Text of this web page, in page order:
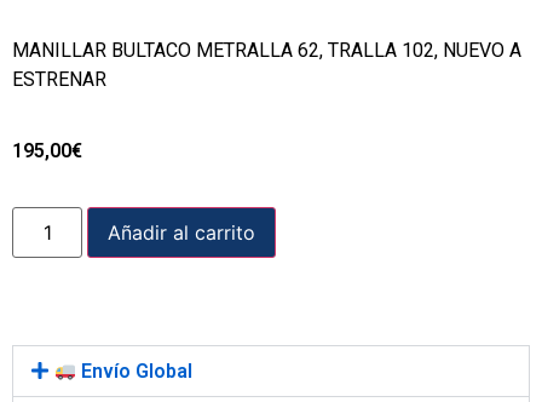
MANILLAR BULTACO METRALLA 62, TRALLA 102, NUEVO A
ESTRENAR
195,00€
Añadir al carrito
Envío Global